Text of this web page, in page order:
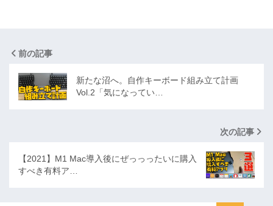
前の記事
新たな沼へ。自作キーボード組み立て計画
Vol.2「気になってい…
次の記事
【2021】M1 Mac導入後にぜっっったいに購入
すべき有料ア…